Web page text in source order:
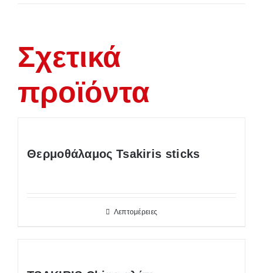
Σχετικά
προϊόντα
Θερμοθάλαμος Tsakiris sticks
Λεπτομέρειες